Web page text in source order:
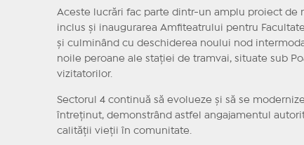
Aceste lucrări fac parte dintr-un amplu proiect de
inclus și inaugurarea Amfiteatrului pentru
și culminând cu deschiderea noului nod
noile peroane ale stației de tramvai, situate sub
vizitatorilor.
Sectorul 4 continuă să evolueze și să se
întreținut, demonstrând astfel angajamentul
calității vieții în comunitate.